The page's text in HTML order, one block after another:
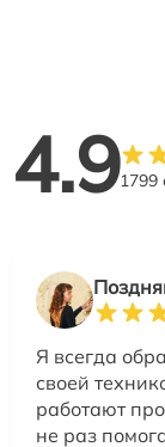
4.91799
Я всегда
своей
работают
не раз